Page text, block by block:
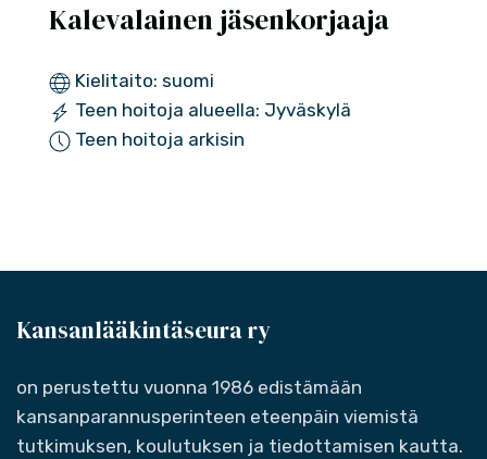
Kalevalainen jäsenkorjaaja
Kielitaito: suomi
Teen hoitoja alueella: Jyväskylä
Teen hoitoja arkisin
Kansanlääkintäseura ry
on perustettu vuonna 1986 edistämään
kansanparannusperinteen eteenpäin viemistä
tutkimuksen, koulutuksen ja tiedottamisen kautta.